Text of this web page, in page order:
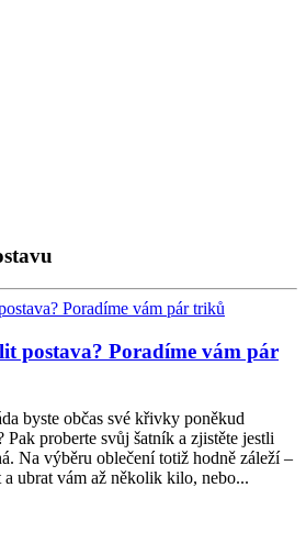
postava? Poradíme vám pár
byste občas své křivky poněkud
proberte svůj šatník a zjistěte jestli
Na výběru oblečení totiž hodně záleží –
ubrat vám až několik kilo, nebo...